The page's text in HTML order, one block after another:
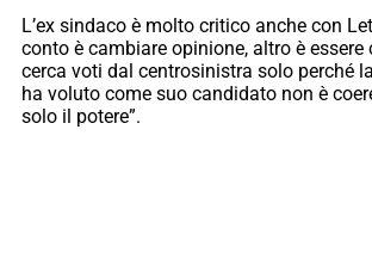
L’ex sindaco è molto critico anche con
conto è cambiare opinione, altro è essere
cerca voti dal centrosinistra solo perché
ha voluto come suo candidato non è
solo il potere”.